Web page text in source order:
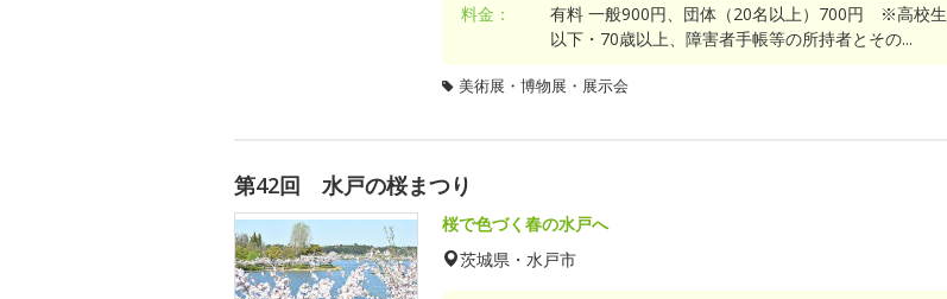
料金：
有料 一般900円、団体（20名以上）700円 ※高校生
以下・70歳以上、障害者手帳等の所持者とその...
美術展・博物展・展示会
第42回 水戸の桜まつり
桜で色づく春の水戸へ
茨城県・水戸市